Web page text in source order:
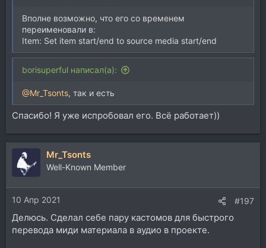
Можно еще переключать рандомно, используя экшн
Xenakios/SWS: Switch item source file to random in
folder
Посмотреть вложение 145714
Если длину не нужно адаптировать, то можно убрать
экшн
Item: Set items length to source media lengths
Вполне возможно, что его со временем
переименовали в:
Item: Set item start/end to source media start/end
borisuperful написал(а):
@Mr_Tsonts, так и есть
Спасибо! Я уже испробовал его. Всё работает))
Mr_Tsonts
Well-Known Member
10 Апр 2021 #197
Делюсь. Сделал себе пару кастомов для быстрого
перевода миди материала в аудио в проекте.